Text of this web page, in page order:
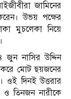
জামিনের
উভয় পক্ষের
মুচলেকা নিয়ে
জুন নাসির উদ্দিন
করে মোট ছয়জনের
ওই দিনই উত্তরার
ও তিনজন নারীকে